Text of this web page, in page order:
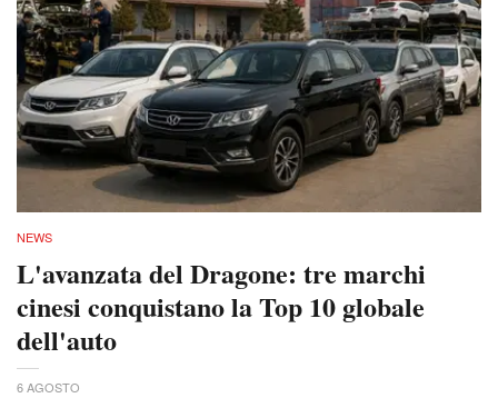
NEWS
L'avanzata del Dragone: tre marchi
cinesi conquistano la Top 10 globale
dell'auto
6 AGOSTO